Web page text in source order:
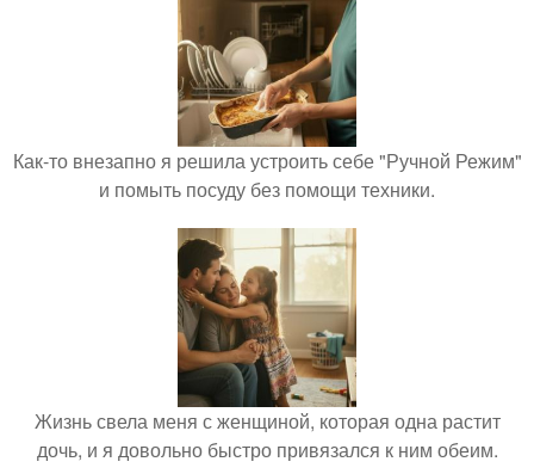
Как-то внезапно я решила устроить себе "Ручной Режим"
и помыть посуду без помощи техники.
Жизнь свела меня с женщиной, которая одна растит
дочь, и я довольно быстро привязался к ним обеим.